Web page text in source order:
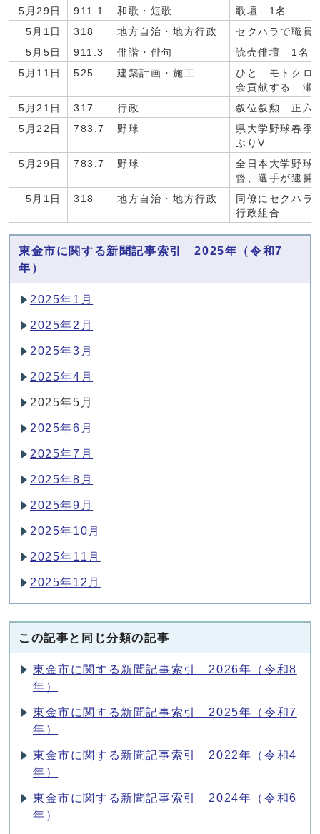
5月29日 911.1 和歌・短歌
歌壇 1名
5月1日
318 地方自治・地方行政
セクハラで職
5月5日
911.3 俳諧・俳句
読売俳壇 1名
5月11日
525 建築計画・施工
ひと モトクロ
会貢献する 瀬
5月21日
317 行政
叙位叙勲 正六
5月22日
783.7 野球
県大学野球春
ぶりV
5月29日
783.7 野球
全日本大学野
督、選手が逮捕
5月1日
318 地方自治・地方行政
同僚にセクハ
行政組合
東金市に関する新聞記事索引 2025年（令和7
年）
2025年1月
2025年2月
2025年3月
2025年4月
2025年5月
2025年6月
2025年7月
2025年8月
2025年9月
2025年10月
2025年11月
2025年12月
この記事と同じ分類の記事
東金市に関する新聞記事索引 2026年（令和8
年）
東金市に関する新聞記事索引 2025年（令和7
年）
東金市に関する新聞記事索引 2022年（令和4
年）
東金市に関する新聞記事索引 2024年（令和6
年）